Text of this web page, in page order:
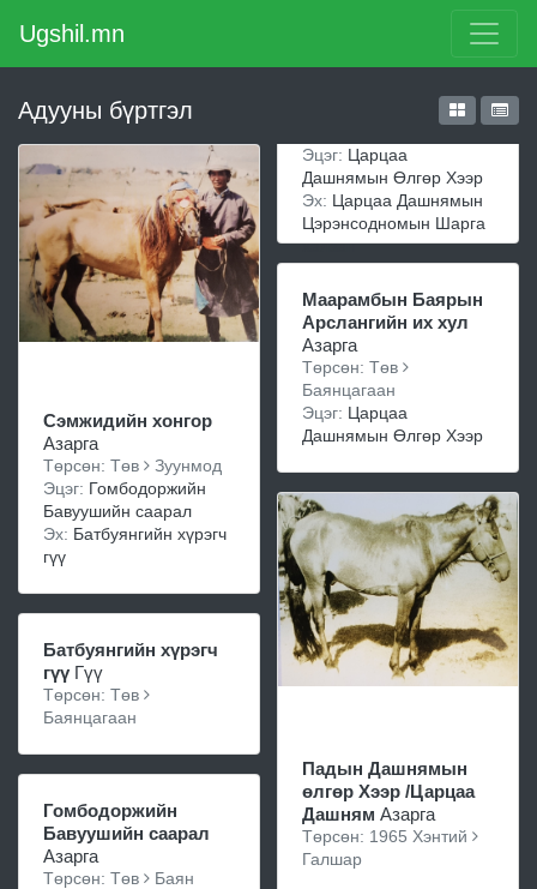
Ugshil.mn
Адууны бүртгэл
Сэмжидийн хонгор
Азарга
Төрсөн: Төв
Зуунмод
Эцэг: Гомбодоржийн
Бавуушийн саарал
Эх: Батбуянгийн хүрэгч
гүү
Батбуянгийн хүрэгч
гүү Гүү
Төрсөн: Төв
Баянцагаан
Гомбодоржийн
Бавуушийн саарал
Азарга
Төрсөн: Төв Баян
Эцэг: Царцаа
Дашнямын Өлгөр Хээр
Эх: Царцаа Дашнямын
Цэрэнсодномын Шарга
халзан
Маарамбын Баярын
Арслангийн их хул
Азарга
Төрсөн: Төв
Баянцагаан
Эцэг: Царцаа
Дашнямын Өлгөр Хээр
Падын Дашнямын
өлгөр Хээр /Царцаа
Дашням Азарга
Төрсөн: 1965 Хэнтий
Галшар